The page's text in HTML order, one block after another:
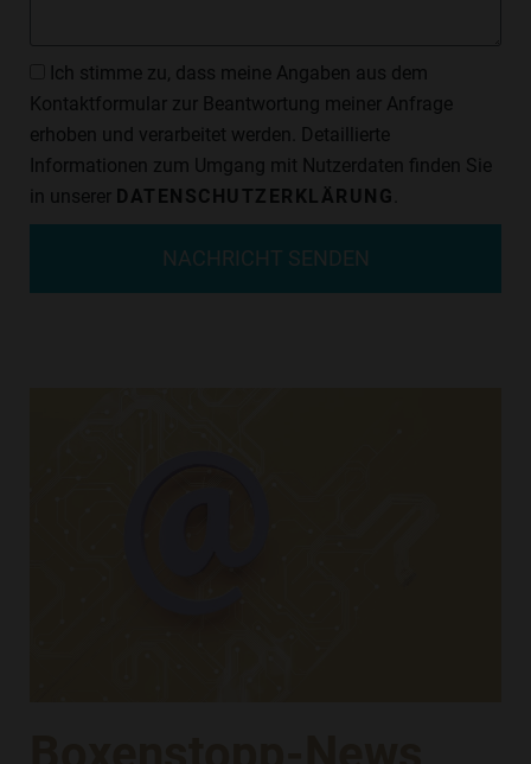
Datenschutzzustimmung
Ich stimme zu, dass meine Angaben aus dem
Kontaktformular zur Beantwortung meiner Anfrage
erhoben und verarbeitet werden. Detaillierte
Informationen zum Umgang mit Nutzerdaten finden Sie
in unserer DATENSCHUTZERKLÄRUNG
NACHRICHT SENDEN